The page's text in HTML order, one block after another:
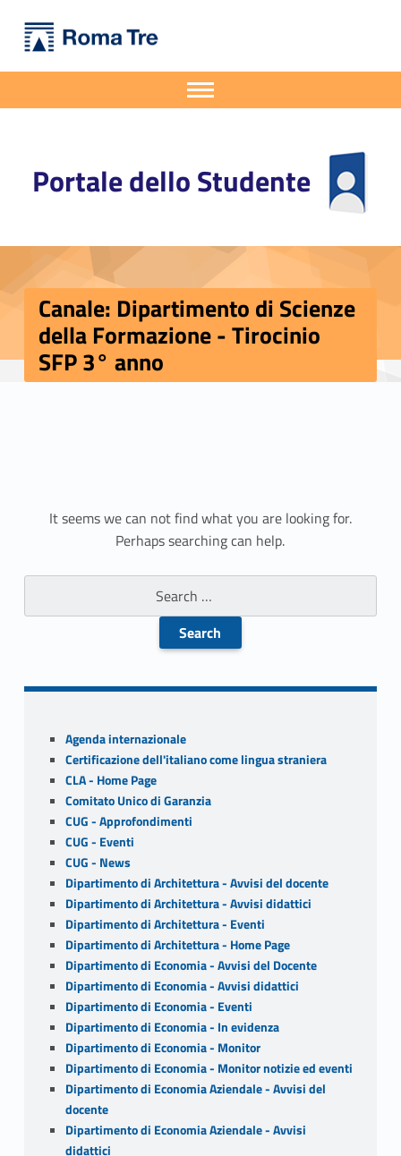
Canale: Dipartimento di Scienze della Formazione - Tirocinio SFP 3° anno - Portale dello Studente
Portale dello Studente
Apri il menu secondario
Header info sidebar
Canale: Dipartimento di Scienze
della Formazione - Tirocinio
SFP 3° anno
n
It seems we can not find what you are looking for.
Perhaps searching can help.
Search for:
Sidebar
Agenda internazionale
Certificazione dell'italiano come lingua straniera
CLA - Home Page
Comitato Unico di Garanzia
CUG - Approfondimenti
CUG - Eventi
CUG - News
Dipartimento di Architettura - Avvisi del docente
Dipartimento di Architettura - Avvisi didattici
Dipartimento di Architettura - Eventi
Dipartimento di Architettura - Home Page
Dipartimento di Economia - Avvisi del Docente
Dipartimento di Economia - Avvisi didattici
Dipartimento di Economia - Eventi
Dipartimento di Economia - In evidenza
Dipartimento di Economia - Monitor
Dipartimento di Economia - Monitor notizie ed eventi
Dipartimento di Economia Aziendale - Avvisi del
docente
Dipartimento di Economia Aziendale - Avvisi
didattici